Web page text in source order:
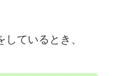
ているとき、